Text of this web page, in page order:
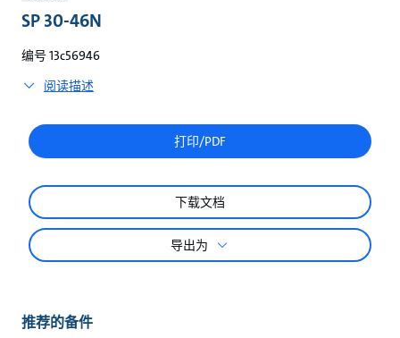
SP 30-46N
编号 13c56946
阅读描述
打印/PDF
下载文档
导出为
推荐的备件